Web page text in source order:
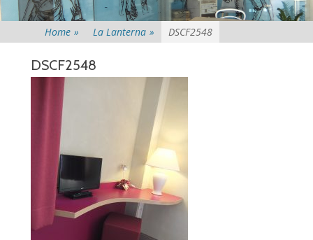
Home » La Lanterna » DSCF2548
DSCF2548